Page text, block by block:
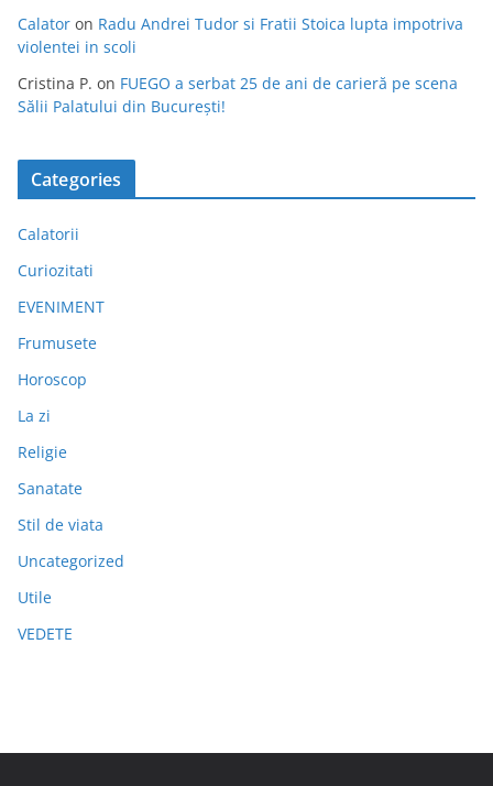
Calator on Radu Andrei Tudor si Fratii Stoica lupta impotriva
violentei in scoli
Cristina P. on FUEGO a serbat 25 de ani de carieră pe scena
Sălii Palatului din București!
Categories
Calatorii
Curiozitati
EVENIMENT
Frumusete
Horoscop
La zi
Religie
Sanatate
Stil de viata
Uncategorized
Utile
VEDETE